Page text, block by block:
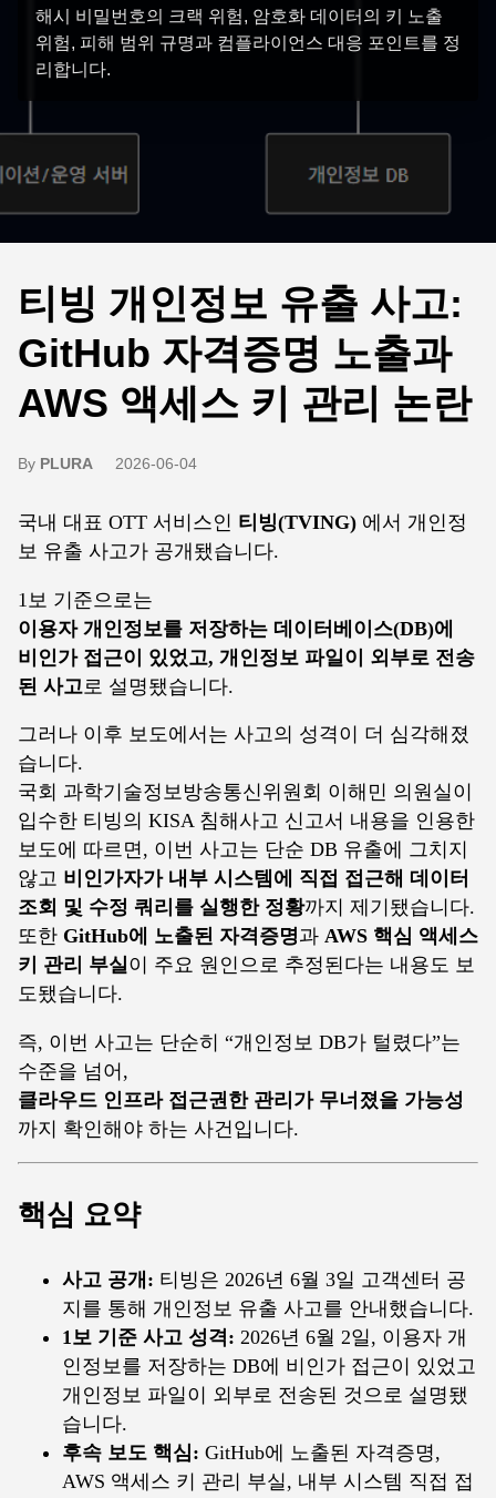
해시 비밀번호의 크랙 위험, 암호화 데이터의 키 노출
위험, 피해 범위 규명과 컴플라이언스 대응 포인트를 정
리합니다.
티빙 개인정보 유출 사고:
GitHub 자격증명 노출과
AWS 액세스 키 관리 논란
By PLURA 2026-06-04
국내 대표 OTT 서비스인 티빙(TVING) 에서 개인정
보 유출 사고가 공개됐습니다.
1보 기준으로는
이용자 개인정보를 저장하는 데이터베이스(DB)에
비인가 접근이 있었고, 개인정보 파일이 외부로 전송
된 사고 로 설명됐습니다.
그러나 이후 보도에서는 사고의 성격이 더 심각해졌
습니다.
국회 과학기술정보방송통신위원회 이해민 의원실이
입수한 티빙의 KISA 침해사고 신고서 내용을 인용한
보도에 따르면, 이번 사고는 단순 DB 유출에 그치지
않고 비인가자가 내부 시스템에 직접 접근해 데이터
조회 및 수정 쿼리를 실행한 정황까지 제기됐습니다.
또한 GitHub에 노출된 자격증명과 AWS 핵심 액세스
키 관리 부실이 주요 원인으로 추정된다는 내용도 보
도됐습니다.
즉, 이번 사고는 단순히 “개인정보 DB가 털렸다”는
수준을 넘어,
클라우드 인프라 접근권한 관리가 무너졌을 가능성
까지 확인해야 하는 사건입니다.
핵심 요약
사고 공개: 티빙은 2026년 6월 3일 고객센터 공
지를 통해 개인정보 유출 사고를 안내했습니다.
1보 기준 사고 성격: 2026년 6월 2일, 이용자 개
인정보를 저장하는 DB에 비인가 접근이 있었고
개인정보 파일이 외부로 전송된 것으로 설명됐
습니다.
후속 보도 핵심: GitHub에 노출된 자격증명,
AWS 액세스 키 관리 부실, 내부 시스템 직접 접